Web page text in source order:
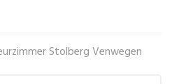
Stolberg Venwegen